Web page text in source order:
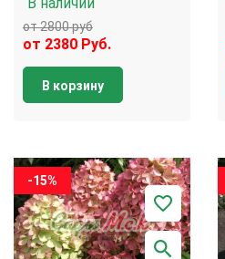
от 2800 руб
от 2380 Руб.
В корзину
-15%